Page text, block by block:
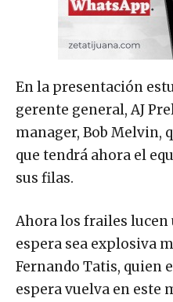
En la presentación
gerente general, AJ
manager, Bob Melvin,
que tendrá ahora el
sus filas.
Ahora los frailes lucen
espera sea explosiva
Fernando Tatis, quien
espera vuelva en este